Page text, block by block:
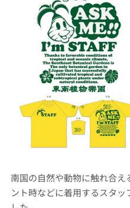
南国の自然や動物に触れ合
ント時などに着用するスタ